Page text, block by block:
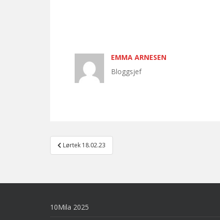
EMMA ARNESEN
Bloggsjef
Post
navigation
Lørtek 18.02.23
10Mila 2025